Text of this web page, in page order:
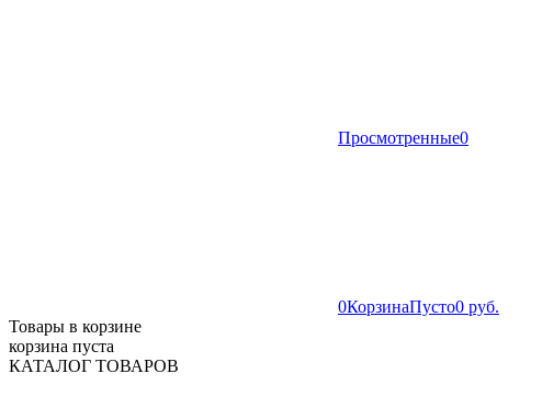
Просмотренные0
0КорзинаПусто0 руб.
Товары в корзине
корзина пуста
КАТАЛОГ ТОВАРОВ